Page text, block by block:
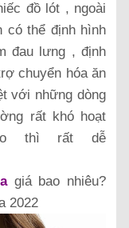
đồ lót , ngoài
có thể định hình
đau lưng , định
chuyển hóa ăn
với những dòng
rất khó hoạt
thì rất dễ
giá bao nhiêu?
2022